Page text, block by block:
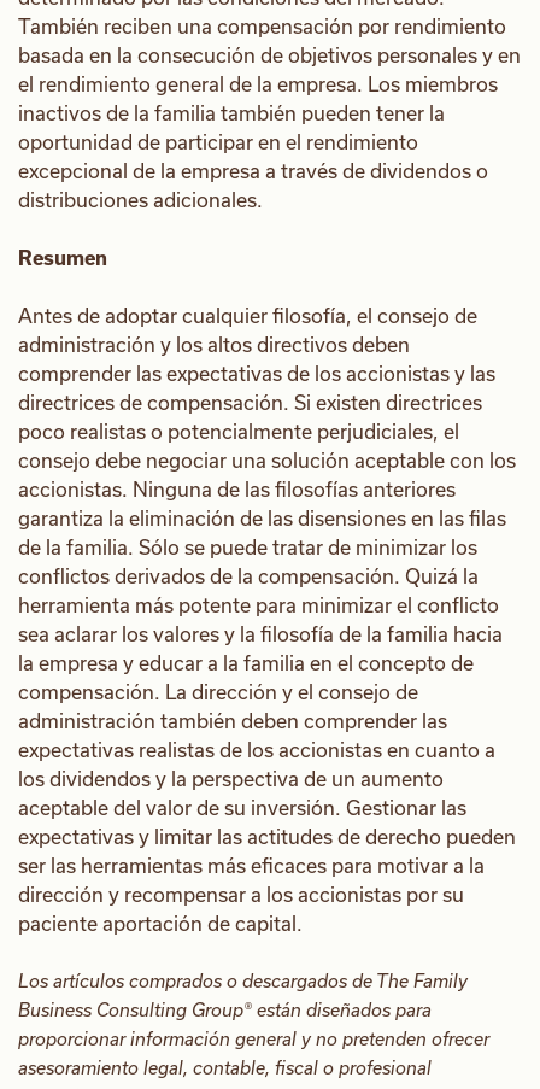
También reciben una compensación por rendimiento
basada en la consecución de objetivos personales y en
el rendimiento general de la empresa. Los miembros
inactivos de la familia también pueden tener la
oportunidad de participar en el rendimiento
excepcional de la empresa a través de dividendos o
distribuciones adicionales.
Resumen
Antes de adoptar cualquier filosofía, el consejo de
administración y los altos directivos deben
comprender las expectativas de los accionistas y las
directrices de compensación. Si existen directrices
poco realistas o potencialmente perjudiciales, el
consejo debe negociar una solución aceptable con los
accionistas. Ninguna de las filosofías anteriores
garantiza la eliminación de las disensiones en las filas
de la familia. Sólo se puede tratar de minimizar los
conflictos derivados de la compensación. Quizá la
herramienta más potente para minimizar el conflicto
sea aclarar los valores y la filosofía de la familia hacia
la empresa y educar a la familia en el concepto de
compensación. La dirección y el consejo de
administración también deben comprender las
expectativas realistas de los accionistas en cuanto a
los dividendos y la perspectiva de un aumento
aceptable del valor de su inversión. Gestionar las
expectativas y limitar las actitudes de derecho pueden
ser las herramientas más eficaces para motivar a la
dirección y recompensar a los accionistas por su
paciente aportación de capital.
Los artículos comprados o descargados de The Family
Business Consulting Group® están diseñados para
proporcionar información general y no pretenden ofrecer
asesoramiento legal, contable, fiscal o profesional